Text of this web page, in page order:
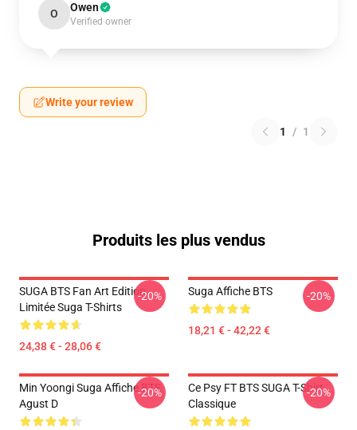
O Owen
Verified owner
Write your review
1 / 1
Produits les plus vendus
SUGA BTS Fan Art Edition
Limitée Suga T-Shirts
24,38 € - 28,06 €
-20% Suga Affiche BTS
18,21 € - 42,22 €
-20%
Min Yoongi Suga Affiche BTS
Agust D
-20%
Ce Psy FT BTS SUGA T-Shirt
Classique
-20%